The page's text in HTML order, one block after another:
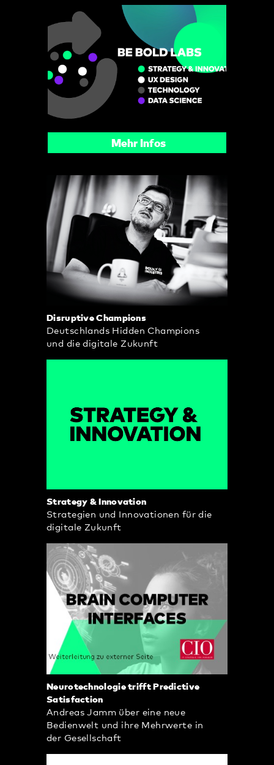
Mehr Infos
Disruptive Champions
Deutschlands Hidden Champions
und die digitale Zukunft
Strategy & Innovation
Strategien und Innovationen für die
digitale Zukunft
Neurotechnologie trifft Predictive
Satisfaction
Andreas Jamm über eine neue
Bedienwelt und ihre Mehrwerte in
der Gesellschaft